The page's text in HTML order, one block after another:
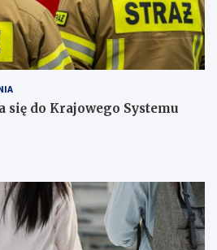
się do Krajowego Systemu